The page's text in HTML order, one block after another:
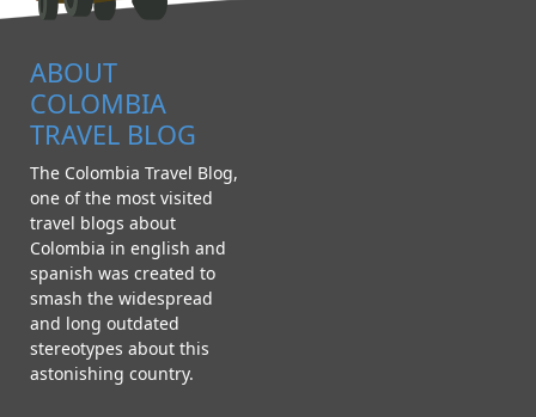
ABOUT
COLOMBIA
TRAVEL BLOG
The Colombia Travel Blog,
one of the most visited
travel blogs about
Colombia in english and
spanish was created to
smash the widespread
and long outdated
stereotypes about this
astonishing country.